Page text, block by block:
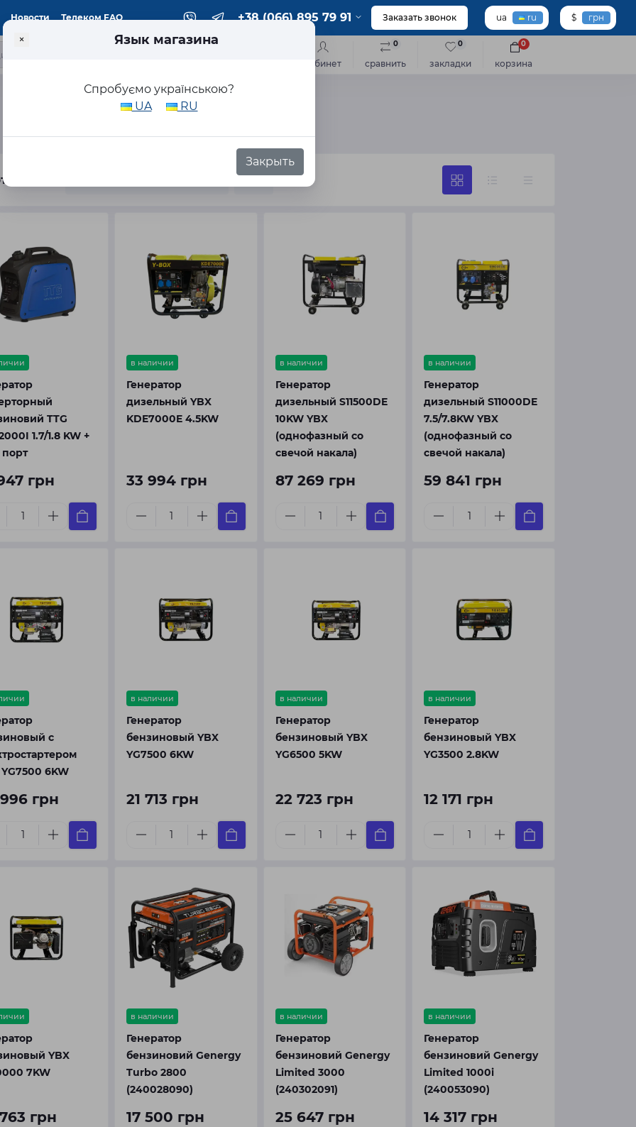
Новости Телеком FAQ +38 (066) 895 79 91 Заказать звонок ua ru $ грн
кабинет сравнить
0
закладки
0
корзина
0
× Язык магазина
Спробуємо українською?
UA
RU
Закрыть
TTG
1.7/1.8 KW +
порт
грн
в наличии
Генератор
дизельный YBX
KDE7000E 4.5KW
33 994 грн
в наличии
Генератор
дизельный S11500DE
10KW YBX
(однофазный со
свечой накала)
87 269 грн
в наличии
Генератор
дизельный S11000DE
7.5/7.8KW YBX
(однофазный со
свечой накала)
59 841 грн
с
6KW
грн
в наличии
Генератор
бензиновый YBX
YG7500 6KW
21 713 грн
в наличии
Генератор
бензиновый YBX
YG6500 5KW
22 723 грн
в наличии
Генератор
бензиновый YBX
YG3500 2.8KW
12 171 грн
YBX
7KW
грн
в наличии
Генератор
бензиновий Genergy
Turbo 2800
(240028090)
17 500 грн
в наличии
Генератор
бензиновий Genergy
Limited 3000
(240302091)
25 647 грн
в наличии
Генератор
бензиновий Genergy
Limited 1000i
(240053090)
14 317 грн